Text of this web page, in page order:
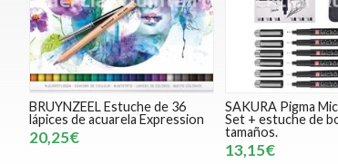
BRUYNZEEL Estuche de 36
lápices de acuarela Expression
20,25€
SAKURA Pigma
Set + estuche de
tamaños.
13,15€